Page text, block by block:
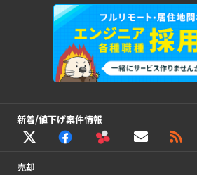
新着/値下げ案件情報
売却